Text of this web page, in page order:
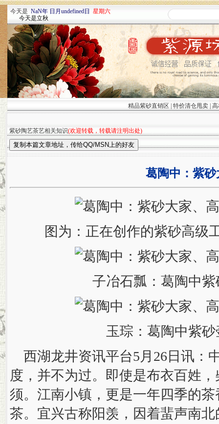
今天是 NaN年 日月undefined日
星期六
今天是立秋
精品紫砂直销区 特价清仓甩卖|
紫砂陶艺茶艺相关知识(欢迎转载，转载请注明出处)
葛陶中：紫
图为：正在创作的紫砂高级
子冶石瓢：葛陶中
玉琮：葛陶中紫
西湖龙井资讯平台5月26日讯：
度，并不为过。即使是布衣百姓
须。江南小镇，更是一年四季的
茶。宜兴古称阳羡，因着蜚声南